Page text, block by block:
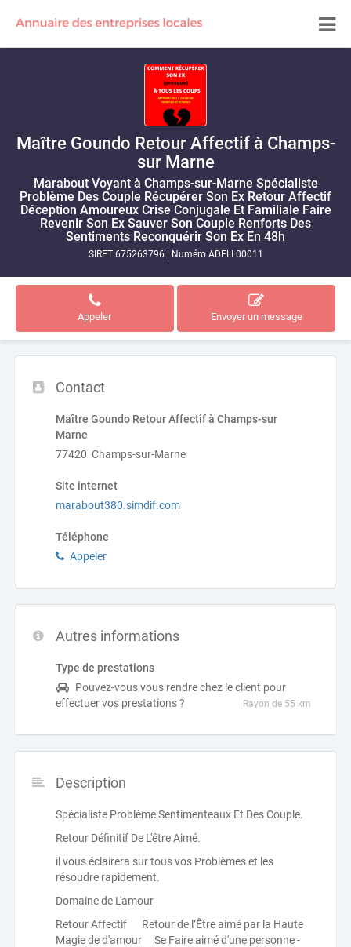
Maître Goundo Retour Affectif à Champs-
sur Marne
Marabout Voyant à Champs-sur-Marne Spécialiste
Problème Des Couple Récupérer Son Ex Retour Affectif
Déception Amoureux Crise Conjugale Et Familiale Faire
Revenir Son Ex Sauver Son Couple Renforts Des
Sentiments Reconquérir Son Ex En 48h
SIRET 675263796 Numéro ADELI 00011
Appeler Envoyer un message
Contact
Maître Goundo Retour Affectif à Champs-sur
Marne
77420 Champs-sur-Marne
Site internet
marabout380.simdif.com
Téléphone
Appeler
Autres informations
Type de prestations
Pouvez-vous vous rendre chez le client pour
effectuer vos prestations ?
Rayon de 55 km
Description
Spécialiste Problème Sentimenteaux Et Des Couple.
Retour Définitif De L'être Aimé.
il vous éclairera sur tous vos Problèmes et les
résoudre rapidement.
Domaine de L'amour
Retour Affectif Retour de l’Être aimé par la Haute
Magie de d'amour Se Faire aimé d'une personne -